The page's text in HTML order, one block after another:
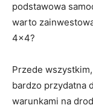
podstawowa
warto‍
4×4?
Przede
bardzo przydatna
warunkami na